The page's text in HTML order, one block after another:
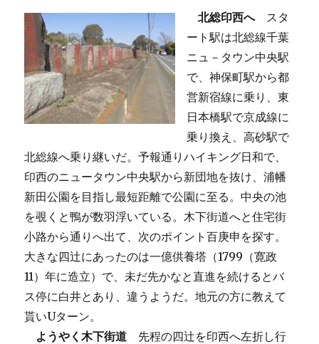
北総印西へスタ
ート駅は北総線千葉
ニュ－タウン中央駅
で、神保町駅から都
営新宿線に乗り、東
日本橋駅で京成線に
乗り換え、高砂駅で
北総線へ乗り継いだ。予報通りハイキング日和で、
印西のニュータウン中央駅から新団地を抜け、浦幡
新田公園を目指し最短距離で公園に至る。中央の池
を覗くと鴨が数羽浮いている。木下街道へと住宅街
小路から通りへ出て、次のポイント百庚申を探す。
大きな四辻にあったのは一億供養塔（1799（寛政
11）年に造立）で、未だ先かなと直進を続けるとバ
ス停に白井とあり、違うようだ。地元の方に教えて
貰いUターン。
ようやく木下街道 先程の四辻を印西へ左折し行